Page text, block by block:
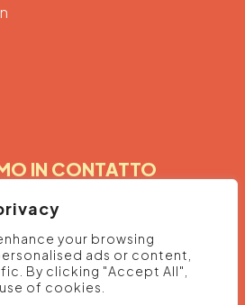
your browsing
ads or content,
By clicking "Accept All",
of cookies.
IN CONTATTO
la tua email acconsenti
trattamento dei tuoi dati
informazioni e promozioni